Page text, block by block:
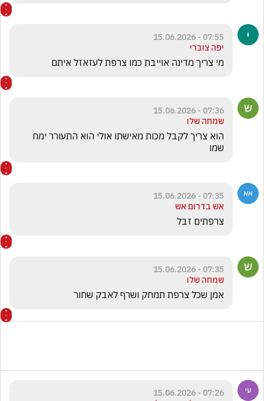
07:55 - 15.06.2026
יפה צוברי
מי צריך מדינה אוייבת כמו צרפת לעזאזל איתם
07:36 - 15.06.2026
שמחה שלו
שמו
07:35 - 15.06.2026
אש בדרום אש
צרפתים זבל
07:35 - 15.06.2026
שמחה שלו
אמן שכל צרפת תמחק ושרף לאבק שחור
07:26 - 15.06.2026